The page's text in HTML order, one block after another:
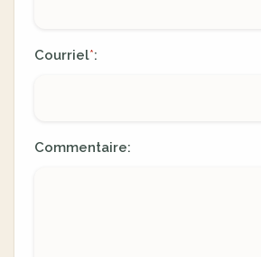
Courriel*:
Commentaire: